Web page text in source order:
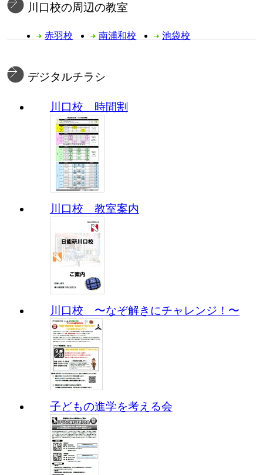
川口校の周辺の教室
赤羽校 南浦和校 池袋校
デジタルチラシ
川口校 時間割
川口校 教室案内
川口校 〜なぞ解きにチャレンジ！〜
子どもの進学を考える会